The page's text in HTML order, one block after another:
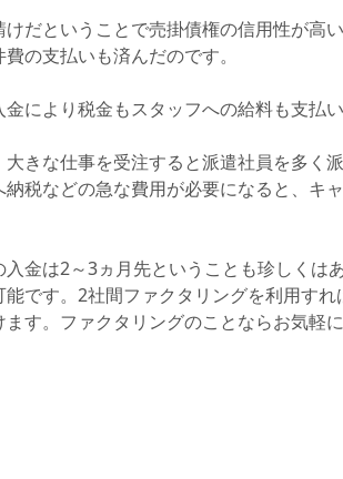
だということで売掛債権の信用性が高
の支払いも済んだのです。
により税金もスタッフへの給料も支払
きな仕事を受注すると派遣社員を多く
税などの急な費用が必要になると、キ
金は2～3ヵ月先ということも珍しくは
です。2社間ファクタリングを利用す
す。ファクタリングのことならお気軽